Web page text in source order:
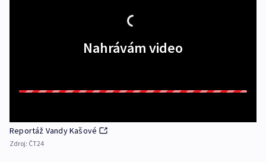
Nahrávám video
Reportáž Vandy Kašové
Zdroj: ČT24